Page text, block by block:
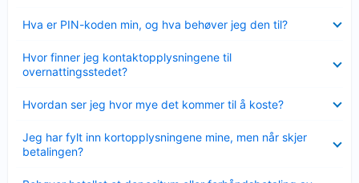
Hva er PIN-koden min, og hva behøver jeg den til?
mindre
Hvor finner jeg kontaktopplysningene til
overnattingsstedet?
mindre
Hvordan ser jeg hvor mye det kommer til å koste?
mindre
Jeg har fylt inn kortopplysningene mine, men når skjer
betalingen?
mindre